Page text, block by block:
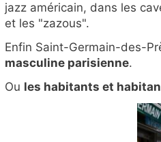
jazz américain, dans les
et les "zazous".
Enfin Saint-Germain-des-
masculine parisienne.
Ou les habitants et